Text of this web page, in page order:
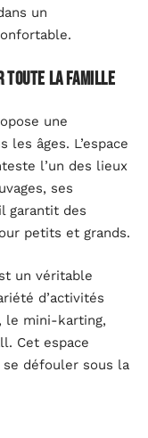
un
toute la famille
une
âges. L’espace
l’un des lieux
ses
garantit des
petits et grands.
un véritable
d’activités
le mini-karting,
Cet espace
défouler sous la